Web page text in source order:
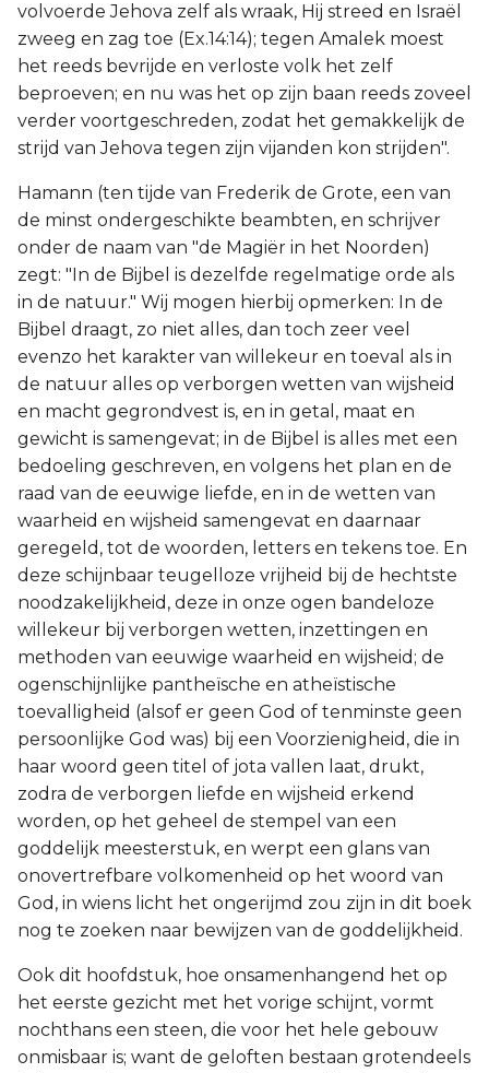
volvoerde Jehova zelf als wraak, Hij streed en Israël
zweeg en zag toe (Ex.14:14); tegen Amalek moest
het reeds bevrijde en verloste volk het zelf
beproeven; en nu was het op zijn baan reeds zoveel
verder voortgeschreden, zodat het gemakkelijk de
strijd van Jehova tegen zijn vijanden kon strijden".
Hamann (ten tijde van Frederik de Grote, een van
de minst ondergeschikte beambten, en schrijver
onder de naam van "de Magiër in het Noorden)
zegt: "In de Bijbel is dezelfde regelmatige orde als
in de natuur." Wij mogen hierbij opmerken: In de
Bijbel draagt, zo niet alles, dan toch zeer veel
evenzo het karakter van willekeur en toeval als in
de natuur alles op verborgen wetten van wijsheid
en macht gegrondvest is, en in getal, maat en
gewicht is samengevat; in de Bijbel is alles met een
bedoeling geschreven, en volgens het plan en de
raad van de eeuwige liefde, en in de wetten van
waarheid en wijsheid samengevat en daarnaar
geregeld, tot de woorden, letters en tekens toe. En
deze schijnbaar teugelloze vrijheid bij de hechtste
noodzakelijkheid, deze in onze ogen bandeloze
willekeur bij verborgen wetten, inzettingen en
methoden van eeuwige waarheid en wijsheid; de
ogenschijnlijke pantheïsche en atheïstische
toevalligheid (alsof er geen God of tenminste geen
persoonlijke God was) bij een Voorzienigheid, die in
haar woord geen titel of jota vallen laat, drukt,
zodra de verborgen liefde en wijsheid erkend
worden, op het geheel de stempel van een
goddelijk meesterstuk, en werpt een glans van
onovertrefbare volkomenheid op het woord van
God, in wiens licht het ongerijmd zou zijn in dit boek
nog te zoeken naar bewijzen van de goddelijkheid.
Ook dit hoofdstuk, hoe onsamenhangend het op
het eerste gezicht met het vorige schijnt, vormt
nochthans een steen, die voor het hele gebouw
onmisbaar is; want de geloften bestaan grotendeels